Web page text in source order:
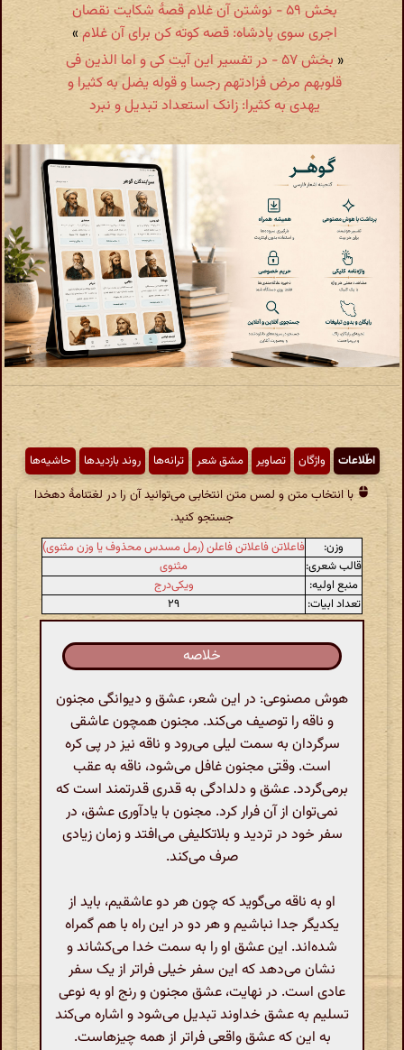
بخش ۵۹ - نوشتن آن غلام قصهٔ شکایت نقصان
اجری سوی پادشاه: قصه کوته کن برای آن غلام»
«
بخش ۵۷ - در تفسیر این آیت کی و اما الذین فی
قلوبهم مرض فزادتهم رجسا و قوله یضل به کثیرا و
یهدی به کثیرا: زانک استعداد تبدیل و نبرد
اطّلاعات واژگان تصاویر مشق شعر ترانه‌ها روند بازدیدها حاشیه‌ها
با انتخاب متن و لمس متن انتخابی می‌توانید آن را در لغتنامهٔ دهخدا
جستجو کنید.
وزن:
فاعلاتن فاعلاتن فاعلن (رمل مسدس محذوف یا وزن مثنوی)
قالب شعری:
مثنوی
منبع اولیه:
ویکی‌درج
تعداد ابیات:
۲۹
خلاصه
هوش مصنوعی: در این شعر، عشق و دیوانگی مجنون
و ناقه را توصیف می‌کند. مجنون همچون عاشقی
سرگردان به سمت لیلی می‌رود و ناقه نیز در پی کره
است. وقتی مجنون غافل می‌شود، ناقه به عقب
برمی‌گردد. عشق و دلدادگی به قدری قدرتمند است که
نمی‌توان از آن فرار کرد. مجنون با یادآوری عشق، در
سفر خود در تردید و بلاتکلیفی می‌افتد و زمان زیادی
صرف می‌کند.
او به ناقه می‌گوید که چون هر دو عاشقیم، باید از
یکدیگر جدا نباشیم و هر دو در این راه با هم گمراه
شده‌اند. این عشق او را به سمت خدا می‌کشاند و
نشان می‌دهد که این سفر خیلی فراتر از یک سفر
عادی است. در نهایت، عشق مجنون و رنج او به نوعی
تسلیم به عشق خداوند تبدیل می‌شود و اشاره می‌کند
به این که عشق واقعی فراتر از همه چیزهاست.